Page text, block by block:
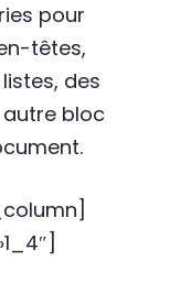
pour
têtes,
des
bloc